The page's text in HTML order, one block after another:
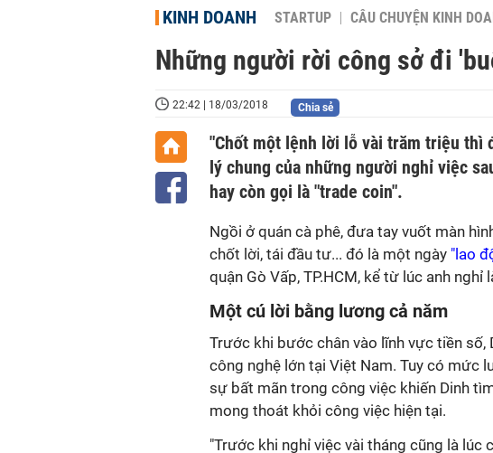
KINH DOANH STARTUP CÂU CHUYỆN KINH
Những người rời công sở đi
22:42 | 18/03/2018 Chia sẻ
"Chốt một lệnh lời lỗ vài trăm triệu thì
lý chung của những người nghỉ việc
hay còn gọi là "trade coin".
Ngồi ở quán cà phê, đưa tay vuốt màn
chốt lời, tái đầu tư... đó là một ngày "lao
quận Gò Vấp, TP.HCM, kể từ lúc anh nghỉ
Một cú lời bằng lương cả năm
Trước khi bước chân vào lĩnh vực tiền
công nghệ lớn tại Việt Nam. Tuy có mức
sự bất mãn trong công việc khiến Dinh
mong thoát khỏi công việc hiện tại.
"Trước khi nghỉ việc vài tháng cũng là